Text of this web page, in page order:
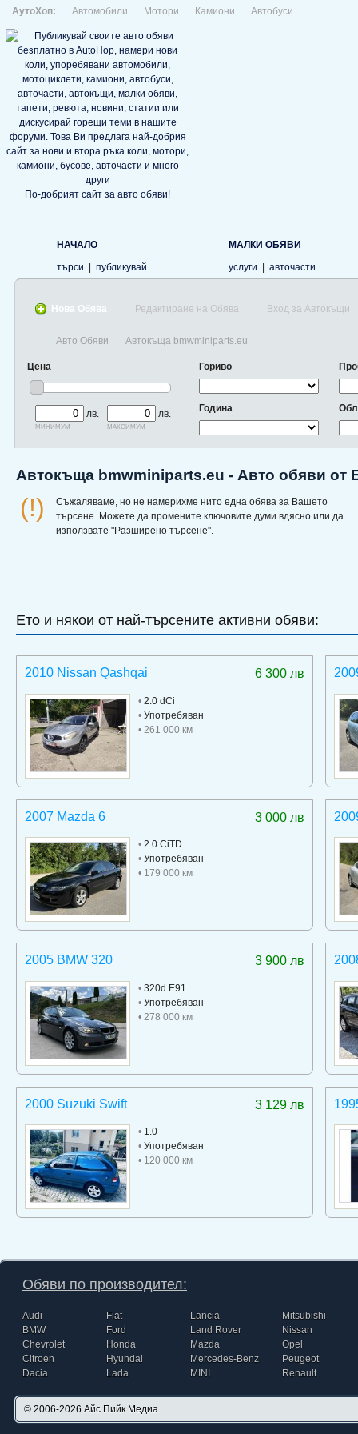
АутоХоп: Автомобили Мотори Камиони Автобуси
По-добрият сайт за авто обяви!
НАЧАЛО
търси
публикувай
МАЛКИ ОБЯВИ
услуги
авточасти
Нова Обява Редактиране на Обява Вход за Автокъщи
Авто Обяви Автокъща bmwminiparts.eu
Цена
лв.
минимум
лв.
максимум
Гориво
Година
Автокъща bmwminiparts.eu - Авто обяви от
(!)
Съжаляваме, но не намерихме нито една обява за Вашето
търсене. Можете да промените ключовите думи вдясно или да
използвате "Разширено търсене".
Ето и някои от най-търсените активни обяви:
6 300 лв
2010 Nissan Qashqai
• 2.0 dCi
• Употребяван
• 261 000 км
3 000 лв
2007 Mazda 6
• 2.0 CiTD
• Употребяван
• 179 000 км
3 900 лв
2005 BMW 320
• 320d E91
• Употребяван
• 278 000 км
3 129 лв
2000 Suzuki Swift
• 1.0
• Употребяван
• 120 000 км
Обяви по производител:
Audi
BMW
Chevrolet
Citroen
Dacia
Fiat
Ford
Honda
Hyundai
Lada
Lancia
Land Rover
Mazda
Mercedes-Benz
MINI
Mitsubishi
Nissan
Opel
Peugeot
Renault
© 2006-2026 Айс Пийк Медиа